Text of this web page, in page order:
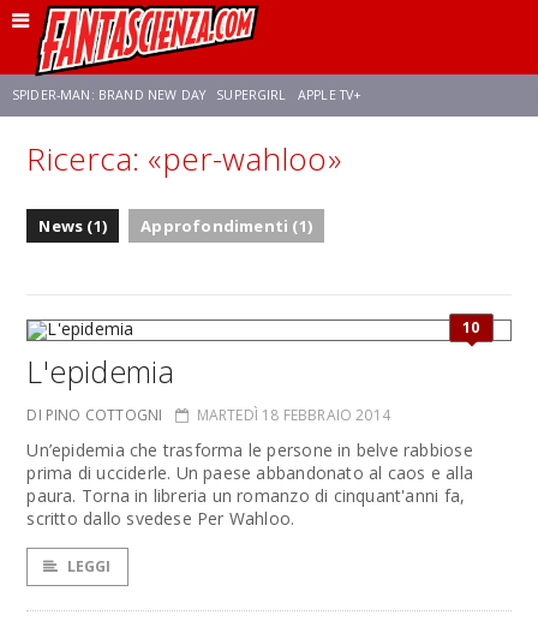
SPIDER-MAN: BRAND NEW DAY SUPERGIRL APPLE TV+
FRANCO RICCIARDIELLO ZENDAYA STAR TREK AVENGERS: DOOMSDAY
Ricerca: «per-wahloo»
News (1) Approfondimenti (1)
10
L'epidemia
DI PINO COTTOGNI MARTEDÌ 18 FEBBRAIO 2014
Un’epidemia che trasforma le persone in belve rabbiose
prima di ucciderle. Un paese abbandonato al caos e alla
paura. Torna in libreria un romanzo di cinquant'anni fa,
scritto dallo svedese Per Wahloo.
LEGGI